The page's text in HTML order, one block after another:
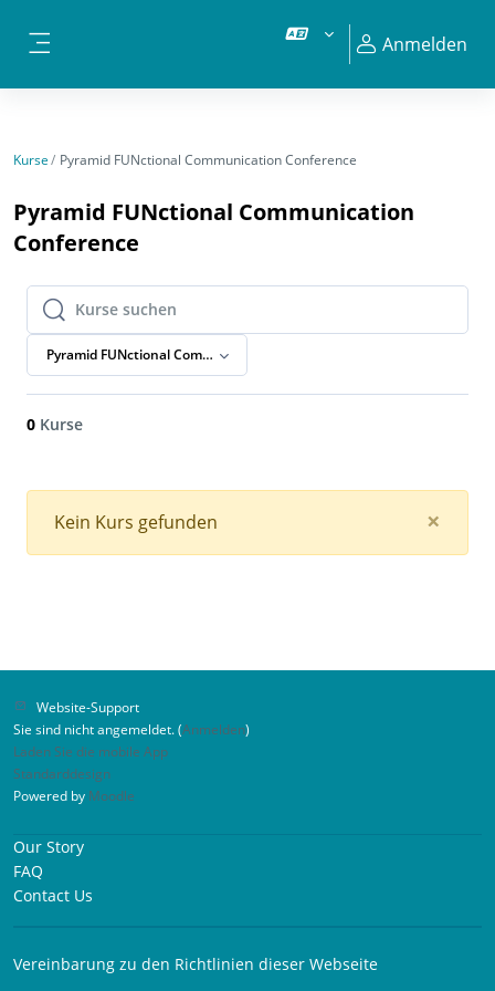
Anmelden
Kurse Pyramid FUNctional Communication Conference
Pyramid FUNctional Communication
Conference
Kurse suchen
Kurse suchen
Pyramid FUNctional Communication Conference
0 Kurse
×
Kein Kurs gefunden
Website-Support
Sie sind nicht angemeldet. (Anmelden)
Laden Sie die mobile App
Standarddesign
Powered by Moodle
Our Story
FAQ
Contact Us
Vereinbarung zu den Richtlinien dieser Webseite